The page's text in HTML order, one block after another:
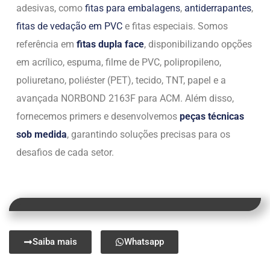
adesivas, como fitas para embalagens, antiderrapantes,
fitas de vedação em PVC e fitas especiais. Somos
referência em fitas dupla face, disponibilizando opções
em acrílico, espuma, filme de PVC, polipropileno,
poliuretano, poliéster (PET), tecido, TNT, papel e a
avançada NORBOND 2163F para ACM. Além disso,
fornecemos primers e desenvolvemos peças técnicas
sob medida, garantindo soluções precisas para os
desafios de cada setor.
Saiba mais Whatsapp